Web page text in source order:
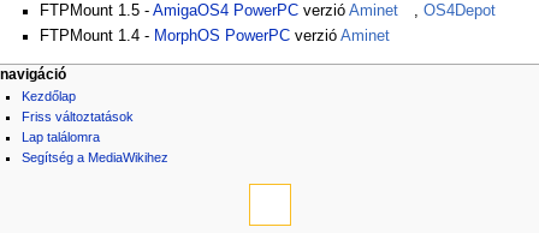
FTPMount 1.5 - AmigaOS4 PowerPC verzió Aminet , OS4Depot
FTPMount 1.4 - MorphOS PowerPC verzió Aminet
navigáció
Kezdőlap
Friss változtatások
Lap találomra
Segítség a MediaWikihez